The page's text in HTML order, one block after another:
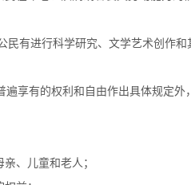
民有进行科学研究、文学艺术创作和
遍享有的权利和自由作出具体规定
、儿童和老人；